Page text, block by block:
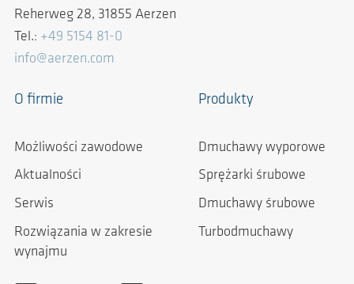
Reherweg 28, 31855 Aerzen
Tel.: +49 5154 81-0
info@aerzen.com
O firmie
Możliwości zawodowe
Aktualności
Serwis
Rozwiązania w zakresie
wynajmu
Produkty
Dmuchawy wyporowe
Sprężarki śrubowe
Dmuchawy śrubowe
Turbodmuchawy